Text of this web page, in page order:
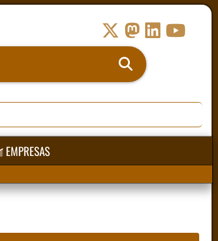
EMPRESAS